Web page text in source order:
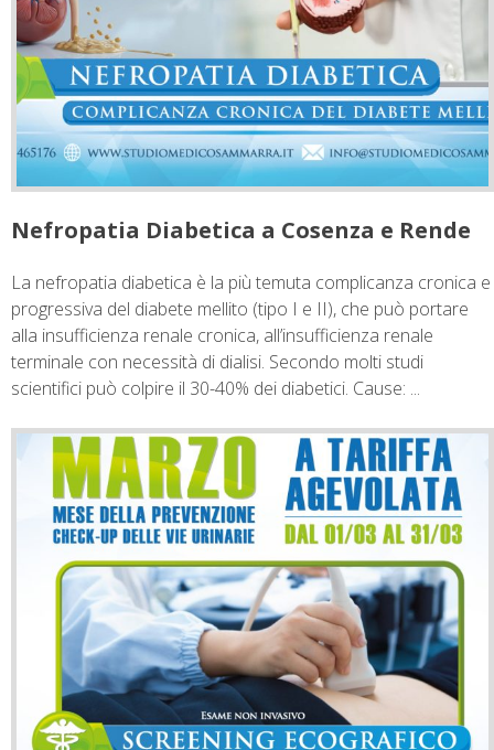
Nefropatia Diabetica a Cosenza e Rende
La nefropatia diabetica è la più temuta complicanza cronica e
progressiva del diabete mellito (tipo I e II), che può portare
alla insufficienza renale cronica, all’insufficienza renale
terminale con necessità di dialisi. Secondo molti studi
scientifici può colpire il 30-40% dei diabetici. Cause: ...